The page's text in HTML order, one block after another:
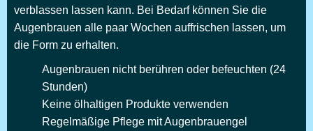
verblassen lassen kann. Bei Bedarf können Sie die
Augenbrauen alle paar Wochen auffrischen lassen, um
die Form zu erhalten.
Augenbrauen nicht berühren oder befeuchten (24
Stunden)
Keine ölhaltigen Produkte verwenden
Regelmäßige Pflege mit Augenbrauengel